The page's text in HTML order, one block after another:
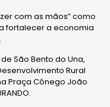
com as mãos” como
fortalecer a economia
São Bento do Una,
Rural
Praça Cônego João